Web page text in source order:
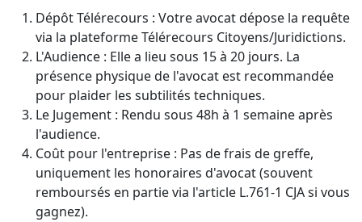
Dépôt Télérecours : Votre avocat dépose la requête
via la plateforme Télérecours Citoyens/Juridictions.
L'Audience : Elle a lieu sous 15 à 20 jours. La
présence physique de l'avocat est recommandée
pour plaider les subtilités techniques.
Le Jugement : Rendu sous 48h à 1 semaine après
l'audience.
Coût pour l'entreprise : Pas de frais de greffe,
uniquement les honoraires d'avocat (souvent
remboursés en partie via l'article L.761-1 CJA si vous
gagnez).